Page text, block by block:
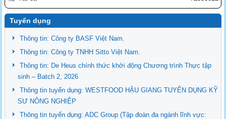
Tuyển dụng
Thông tin: Công ty BASF Việt Nam.
Thông tin: Công ty TNHH Sitto Việt Nam.
Thông tin: De Heus chính thức khởi động Chương trình Thực tập
sinh – Batch 2, 2026
Thông tin tuyển dụng: WESTFOOD HẬU GIANG TUYỂN DỤNG KỸ
SƯ NÔNG NGHIỆP
Thông tin tuyển dụng: ADC Group (Tập đoàn đa ngành lĩnh vực: